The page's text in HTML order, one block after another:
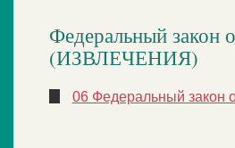
Федеральный закон
(ИЗВЛЕЧЕНИЯ)
06 Федеральный